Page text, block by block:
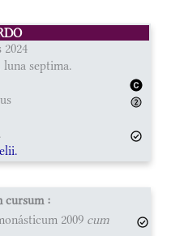
septima.
cursum :
2009 cum